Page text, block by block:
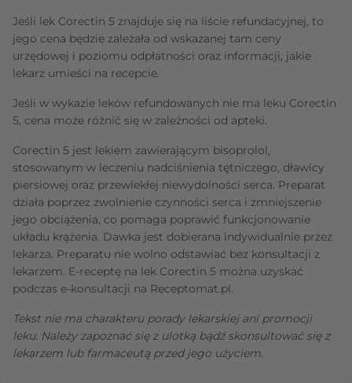
Jeśli lek Corectin 5 znajduje się na liście refundacyjnej, to
jego cena będzie zależała od wskazanej tam ceny
urzędowej i poziomu odpłatności oraz informacji, jakie
lekarz umieści na recepcie.
Jeśli w wykazie leków refundowanych nie ma leku Corectin
5, cena może różnić się w zależności od apteki.
Corectin 5 jest lekiem zawierającym bisoprolol,
stosowanym w leczeniu nadciśnienia tętniczego, dławicy
piersiowej oraz przewlekłej niewydolności serca. Preparat
działa poprzez zwolnienie czynności serca i zmniejszenie
jego obciążenia, co pomaga poprawić funkcjonowanie
układu krążenia. Dawka jest dobierana indywidualnie przez
lekarza. Preparatu nie wolno odstawiać bez konsultacji z
lekarzem. E-receptę na lek Corectin 5 można uzyskać
podczas e-konsultacji na Receptomat.pl.
Tekst nie ma charakteru porady lekarskiej ani promocji
leku. Należy zapoznać się z ulotką bądź skonsultować się z
lekarzem lub farmaceutą przed jego użyciem.